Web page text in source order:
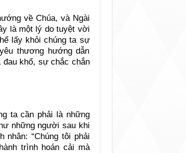
về Chúa, và Ngài
là một lý do tuyệt vời
lấy khỏi chúng ta sự
thương hướng dẫn
đau khổ, sự chắc chắn
ta cần phải là những
những người sau khi
nhân: “Chúng tôi phải
trình hoán cải mà